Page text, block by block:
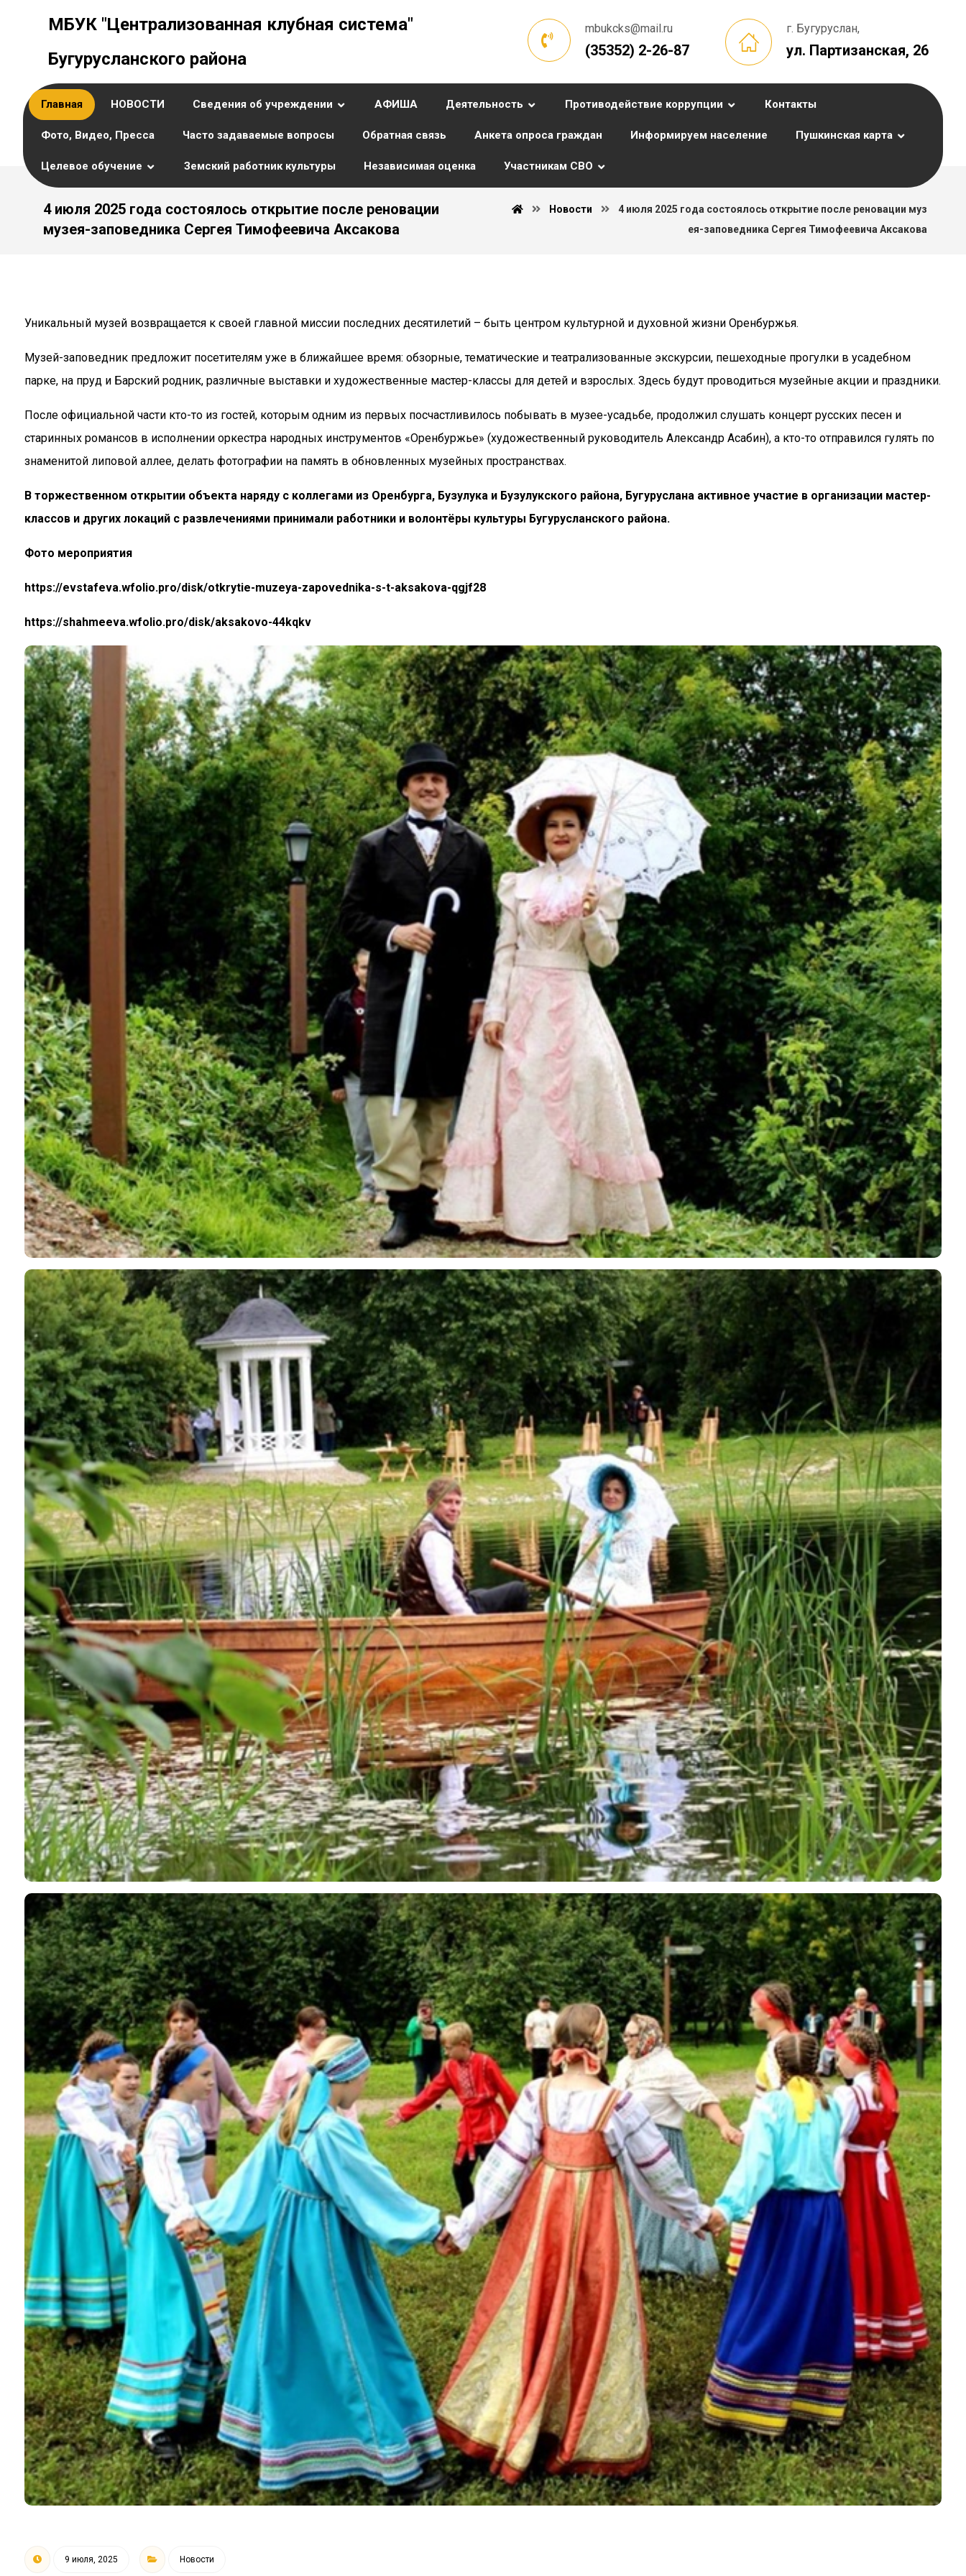
МБУК "Централизованная клубная система"
Бугурусланского района
г. Бугуруслан,
ул. Партизанская, 26
mbukcks@mail.ru
(35352) 2-26-87
Главная НОВОСТИ Сведения об учреждении АФИША Деятельность Противодействие коррупции Контакты
Фото, Видео, Пресса Часто задаваемые вопросы Обратная связь Анкета опроса граждан Информируем население Пушкинская карта
Целевое обучение Земский работник культуры Независимая оценка Участникам СВО
4 июля 2025 года состоялось открытие после реновации
музея-заповедника Сергея Тимофеевича Аксакова
Новости
4 июля 2025 года состоялось открытие после реновации муз
ея-заповедника Сергея Тимофеевича Аксакова
Уникальный музей возвращается к своей главной миссии последних десятилетий – быть центром культурной и духовной жизни Оренбуржья.
Музей-заповедник предложит посетителям уже в ближайшее время: обзорные, тематические и театрализованные экскурсии, пешеходные прогулки в усадебном
парке, на пруд и Барский родник, различные выставки и художественные мастер-классы для детей и взрослых. Здесь будут проводиться музейные акции и праздники.
После официальной части кто-то из гостей, которым одним из первых посчастливилось побывать в музее-усадьбе, продолжил слушать концерт русских песен и
старинных романсов в исполнении оркестра народных инструментов «Оренбуржье» (художественный руководитель Александр Асабин), а кто-то отправился гулять по
знаменитой липовой аллее, делать фотографии на память в обновленных музейных пространствах.
В торжественном открытии объекта наряду с коллегами из Оренбурга, Бузулука и Бузулукского района, Бугуруслана активное участие в организации мастер-
классов и других локаций с развлечениями принимали работники и волонтёры культуры Бугурусланского района.
Фото мероприятия
https://evstafeva.wfolio.pro/disk/otkrytie-muzeya-zapovednika-s-t-aksakova-qgjf28
https://shahmeeva.wfolio.pro/disk/aksakovo-44kqkv
9 июля, 2025 Новости